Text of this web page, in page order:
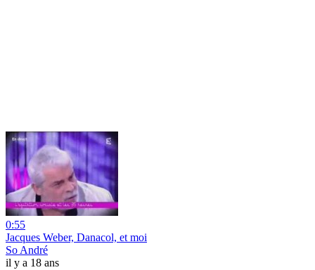
0:55
Jacques Weber, Danacol, et moi
So André
il y a 18 ans